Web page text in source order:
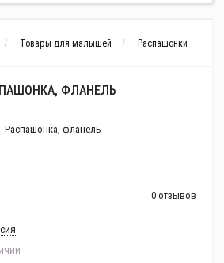
Товары для малышей
Распашонки
ФЛАНЕЛЬ
0 отзывов